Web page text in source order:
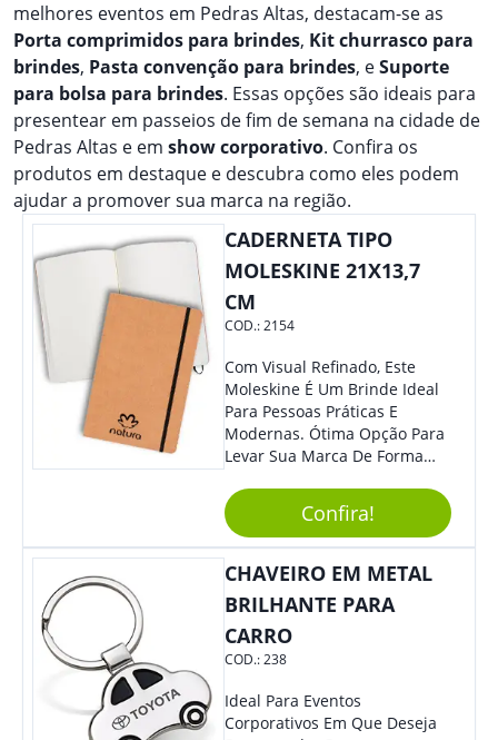
melhores eventos em Pedras Altas, destacam-se as
Porta comprimidos para brindes, Kit churrasco para
brindes, Pasta convenção para brindes, eSuporte
para bolsa para brindes. Essas opções são ideais para
presentear em passeios de fim de semana na cidade de
Pedras Altas e em show corporativo. Confira os
produtos em destaque e descubra como eles podem
ajudar a promover sua marca na região.
CADERNETA TIPO
MOLESKINE 21X13,7
CM
COD.:2154
Com Visual Refinado, Este
Moleskine É Um Brinde Ideal
Para Pessoas Práticas E
Modernas. Ótima Opção Para
Levar Sua Marca De Forma
Sua Empresa Em Eventos,
Reuniões Corporativas Ou Até
Mesmo Para Presentear
Colaboradores E Parceiros De
Confira!
CHAVEIRO EM METAL
BRILHANTE PARA
CARRO
COD.:238
Ideal Para Eventos
Corporativos Em Que Deseja